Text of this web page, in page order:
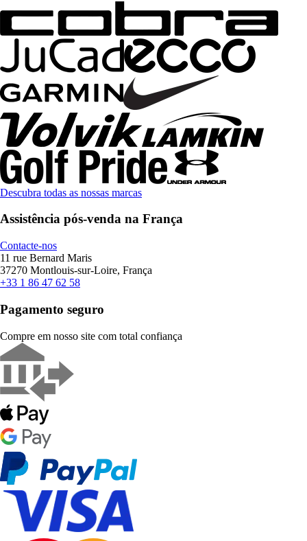
Descubra todas as nossas marcas
Assistência pós-venda na França
Contacte-nos
11 rue Bernard Maris
37270 Montlouis-sur-Loire, França
+33 1 86 47 62 58
Pagamento seguro
Compre em nosso site com total confiança